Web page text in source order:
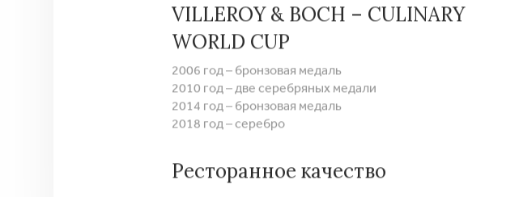
VILLEROY & BOCH – CULINARY
WORLD CUP
2006 год – бронзовая медаль
2010 год – две серебряных медали
2014 год – бронзовая медаль
2018 год – серебро
Ресторанное качество